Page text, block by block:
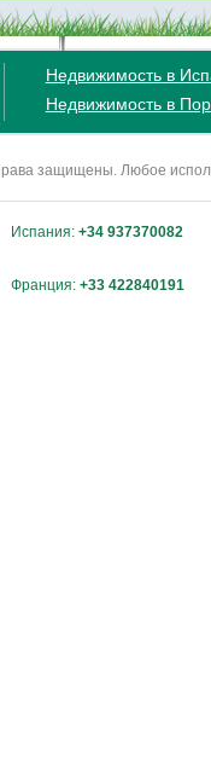
Недвижимость в
Недвижимость в
защищены. Любое
Испания: +34 937370082
Франция: +33 422840191